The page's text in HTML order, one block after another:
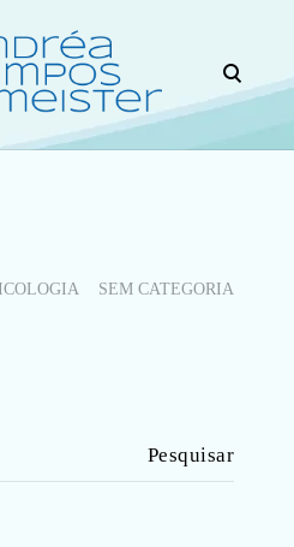
É PSICÓLOGA COM MAIS
EXPERIÊNCIA NO
open
search
SEM CATEGORIA